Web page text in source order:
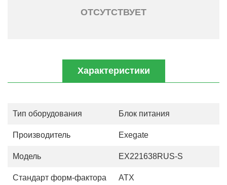
ОТСУТСТВУЕТ
Характеристики
Тип оборудования Блок питания
Производитель Exegate
Модель EX221638RUS-S
Стандарт форм-фактора АТХ